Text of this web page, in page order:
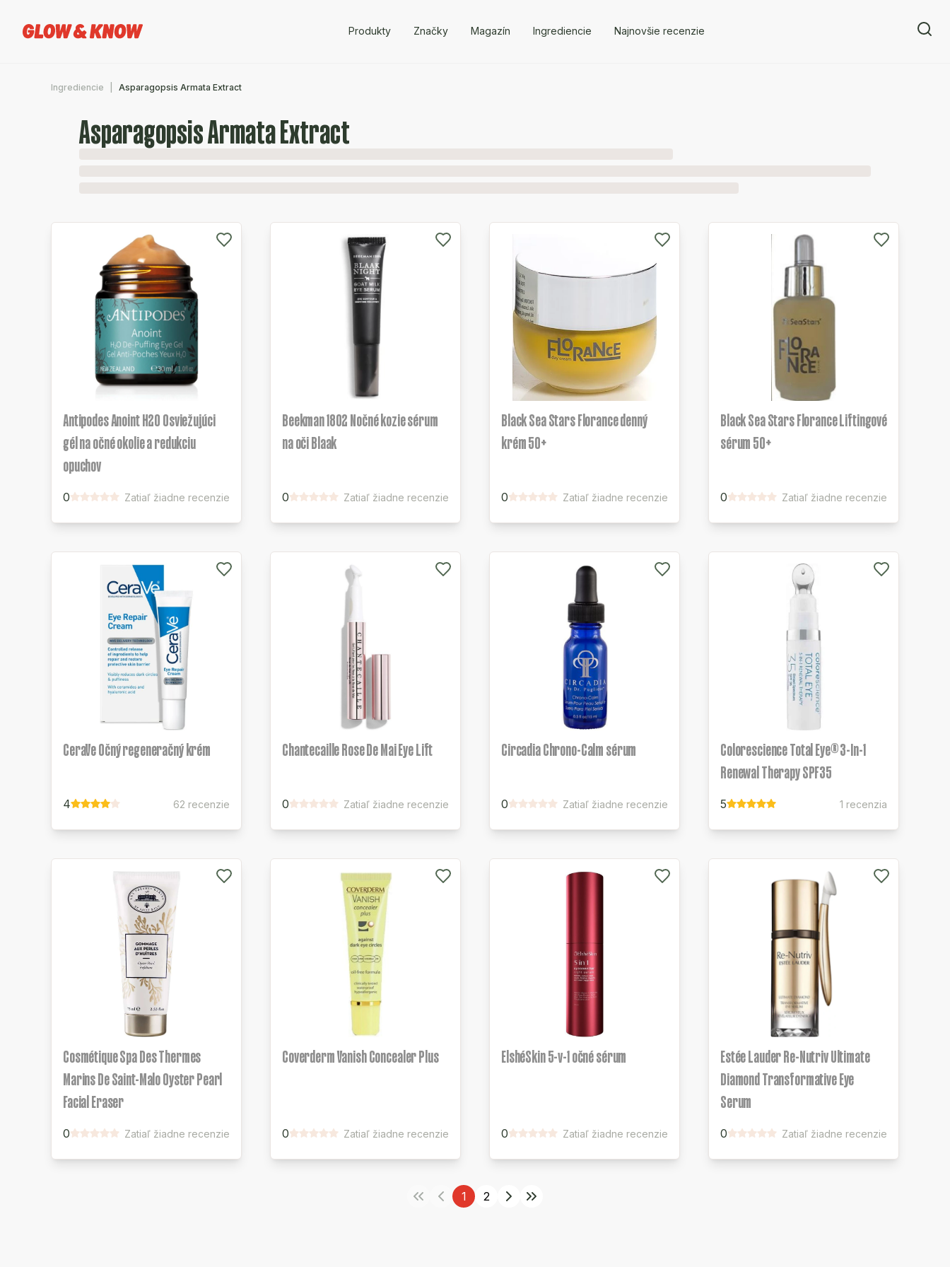
Produkty Značky Magazín Ingrediencie Najnovšie recenzie
Ingrediencie Asparagopsis Armata Extract
Asparagopsis Armata Extract
Antipodes Anoint H2O Osviežujúci
gél na očné okolie a redukciu
opuchov
0 Zatiaľ žiadne recenzie
Beekman 1802 Nočné kozie sérum
na oči Blaak
0 Zatiaľ žiadne recenzie
Black Sea Stars Florance denný
krém 50+
0 Zatiaľ žiadne recenzie
Black Sea Stars Florance Liftingové
sérum 50+
0 Zatiaľ žiadne recenzie
CeraVe Očný regeneračný krém
4 62 recenzie
Chantecaille Rose De Mai Eye Lift
0 Zatiaľ žiadne recenzie
Circadia Chrono-Calm sérum
0 Zatiaľ žiadne recenzie
Colorescience Total Eye® 3-In-1
Renewal Therapy SPF35
5 1 recenzia
Cosmétique Spa Des Thermes
Marins De Saint-Malo Oyster Pearl
Facial Eraser
0 Zatiaľ žiadne recenzie
Coverderm Vanish Concealer Plus
0 Zatiaľ žiadne recenzie
ElshéSkin 5-v-1 očné sérum
0 Zatiaľ žiadne recenzie
Estée Lauder Re-Nutriv Ultimate
Diamond Transformative Eye
Serum
0 Zatiaľ žiadne recenzie
1 2